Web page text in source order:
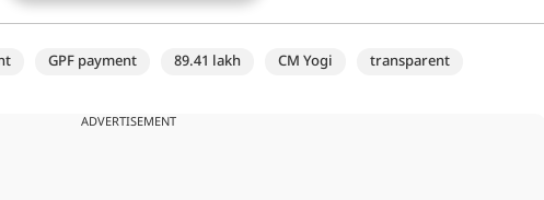
GPF payment 89.41 lakh CM Yogi
transparent
ADVERTISEMENT